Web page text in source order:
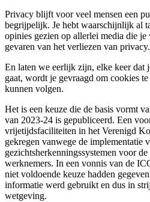
Privacy blijft voor veel mensen een
begrijpelijk. Je hebt waarschijnlijk al
opinies gezien op allerlei media die
gevaren van het verliezen van privacy.
En laten we eerlijk zijn, elke keer dat
gaat, wordt je gevraagd om cookies
kunnen volgen.
Het is een keuze die de basis vormt
van 2023-24 is gepubliceerd. Een
vrijetijdsfaciliteiten in het Verenigd
gekregen vanwege de implementatie
gezichtsherkenningssystemen voor
werknemers. In een vonnis van de
niet voldoende keuze hadden
informatie werd gebruikt en dus in
wetgeving.